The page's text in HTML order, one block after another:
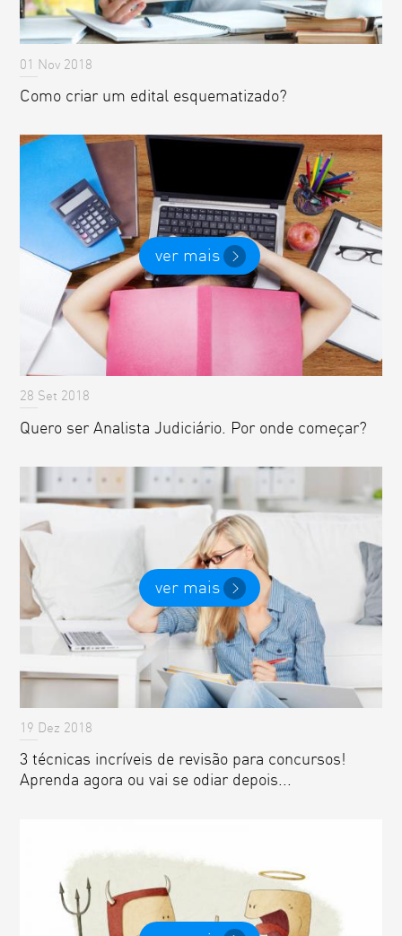
01 Nov 2018
Como criar um edital esquematizado?
ver mais
28 Set 2018
Quero ser Analista Judiciário. Por onde começar?
ver mais
19 Dez 2018
3 técnicas incríveis de revisão para concursos!
Aprenda agora ou vai se odiar depois...